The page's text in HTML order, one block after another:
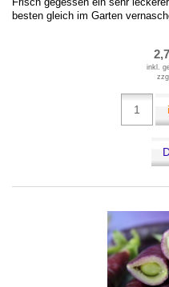
besten gleich im Garten
inkl.